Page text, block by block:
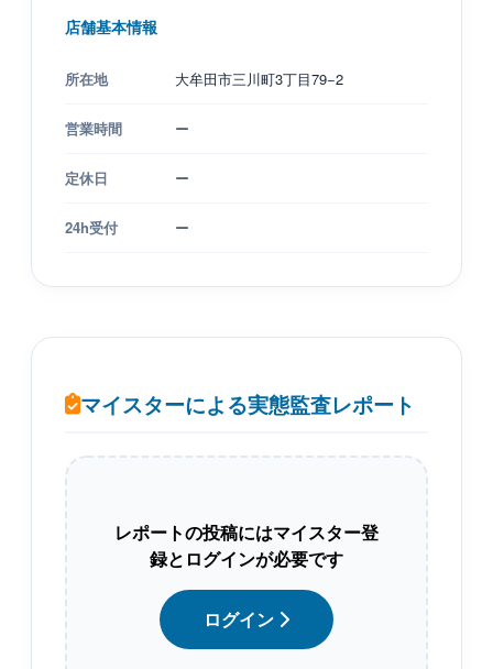
店舗基本情報
所在地 大牟田市三川町3丁目79−2
営業時間 ー
定休日 ー
24h受付 ー
マイスターによる実態監査レポート
レポートの投稿にはマイスター登
録とログインが必要です
ログイン